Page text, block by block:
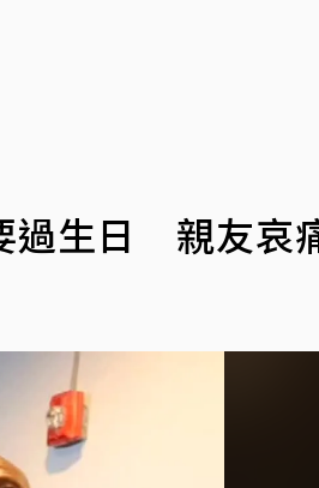
過生日 親友哀